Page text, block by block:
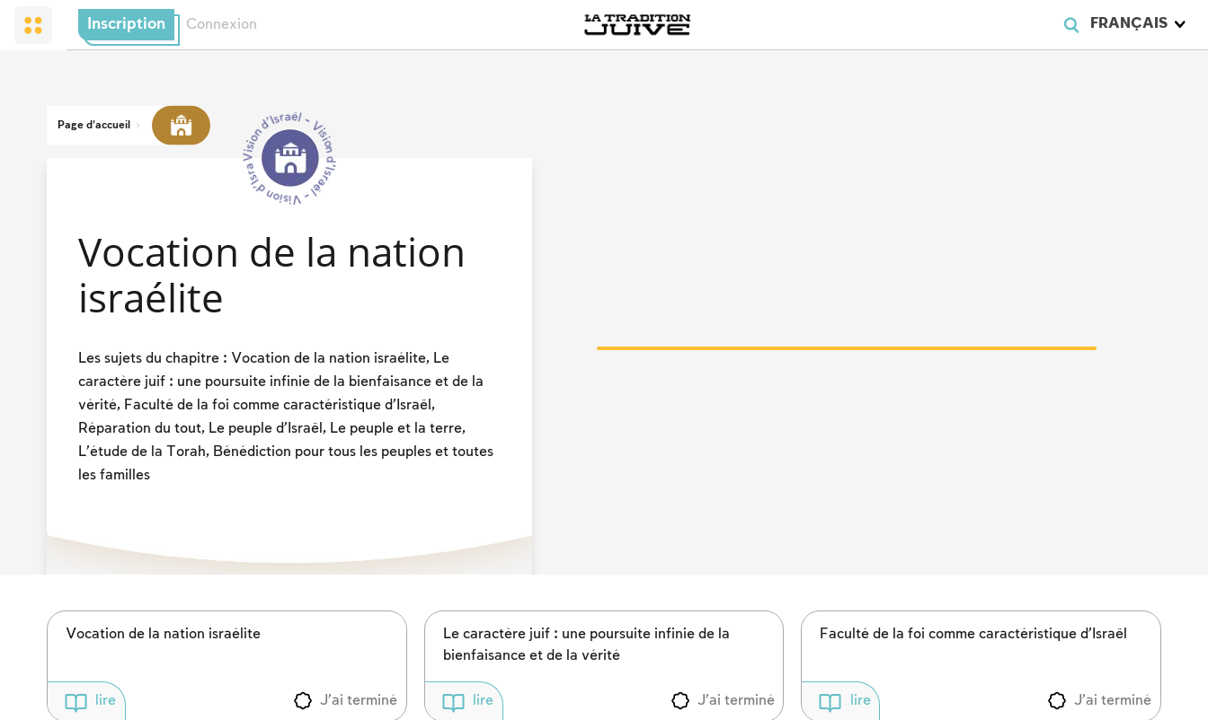
FRANÇAIS
Inscription Connexion
MultiLang
Vision d’Israël - Vision d’Israël - Vision d’Israël --
Page d'accueil
Vocation de la nation
israélite
Les sujets du chapitre : Vocation de la nation israélite, Le
caractère juif : une poursuite infinie de la bienfaisance et de la
vérité, Faculté de la foi comme caractéristique d’Israël,
Réparation du tout, Le peuple d’Israël, Le peuple et la terre,
L’étude de la Torah, Bénédiction pour tous les peuples et toutes
les familles
Vocation de la nation israélite
J'ai terminé
lire
Le caractère juif : une poursuite infinie de la
bienfaisance et de la vérité
J'ai terminé
lire
Faculté de la foi comme caractéristique d’Israël
J'ai terminé
lire